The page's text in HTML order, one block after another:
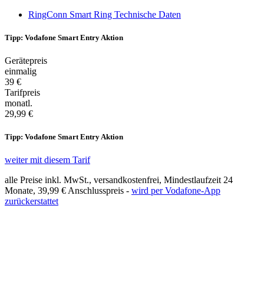
RingConn Smart Ring Technische Daten
Tipp: Vodafone Smart Entry Aktion
Gerätepreis
einmalig
39 €
Tarifpreis
monatl.
29,99 €
Tipp: Vodafone Smart Entry Aktion
weiter mit diesem Tarif
alle Preise inkl. MwSt., versandkostenfrei, Mindestlaufzeit 24
Monate, 39,99 €Anschlusspreis - wird per Vodafone-App
zurückerstattet